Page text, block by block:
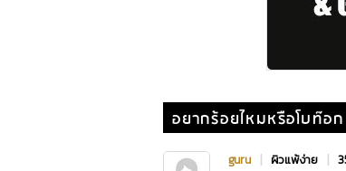
อยากร้อยไหมหรือโบท๊อ
guru | ผิวแพ้ง่าย |